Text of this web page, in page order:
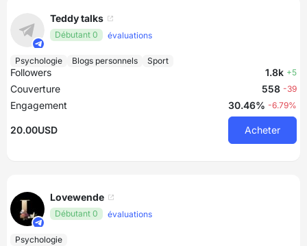
Teddy talks
Débutant 0 évaluations
Psychologie Blogs personnels Sport
Followers 1.8k +5
Couverture 558 -39
Engagement 30.46% -6.79%
20.00USD Acheter
Lovewende
Débutant 0 évaluations
Psychologie